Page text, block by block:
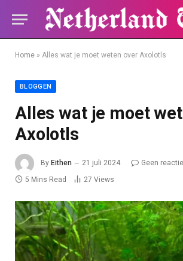
Home » Alles wat je moet weten over Axolotls
BLOGGEN
Alles wat je moet
Axolotls
By Eithen 21 juli 2024
Geen
5 Mins Read
27 Views